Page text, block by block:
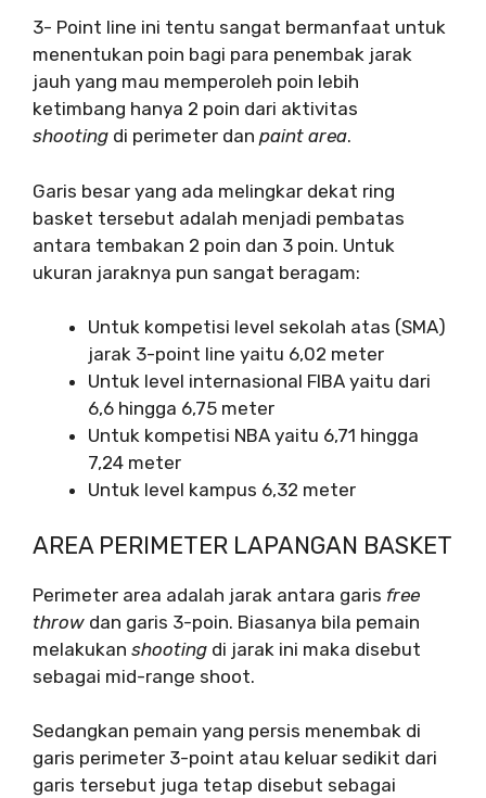
3- Point line ini tentu sangat bermanfaat untuk
menentukan poin bagi para penembak jarak
jauh yang mau memperoleh poin lebih
ketimbang hanya 2 poin dari aktivitas
shooting di perimeter dan paint area.
Garis besar yang ada melingkar dekat ring
basket tersebut adalah menjadi pembatas
antara tembakan 2 poin dan 3 poin. Untuk
ukuran jaraknya pun sangat beragam:
Untuk kompetisi level sekolah atas (SMA)
jarak 3-point line yaitu 6,02 meter
Untuk level internasional FIBA yaitu dari
6,6 hingga 6,75 meter
Untuk kompetisi NBA yaitu 6,71 hingga
7,24 meter
Untuk level kampus 6,32 meter
AREA PERIMETER LAPANGAN BASKET
Perimeter area adalah jarak antara garis free
throw dan garis 3-poin. Biasanya bila pemain
melakukan shooting di jarak ini maka disebut
sebagai mid-range shoot.
Sedangkan pemain yang persis menembak di
garis perimeter 3-point atau keluar sedikit dari
garis tersebut juga tetap disebut sebagai